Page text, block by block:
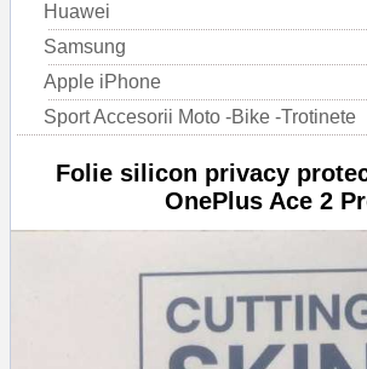
Huawei
Samsung
Apple iPhone
Sport Accesorii Moto -Bike -Trotinete
Folie silicon privacy
OnePlus Ace 2